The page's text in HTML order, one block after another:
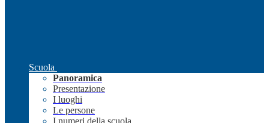
Scuola
Panoramica
Presentazione
I luoghi
Le persone